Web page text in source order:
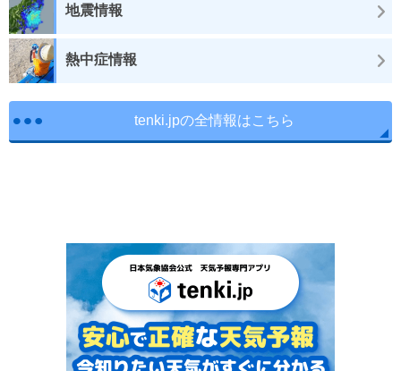
地震情報
熱中症情報
tenki.jpの全情報はこちら